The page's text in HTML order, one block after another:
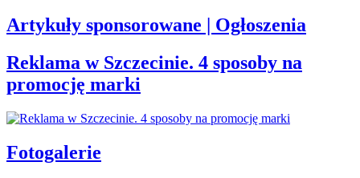
Artykuły sponsorowane | Ogłoszenia
Reklama w Szczecinie. 4 sposoby na
promocję marki
Fotogalerie